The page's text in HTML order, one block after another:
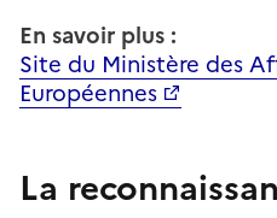
En savoir plus :
Site du Ministère des
Européennes
La